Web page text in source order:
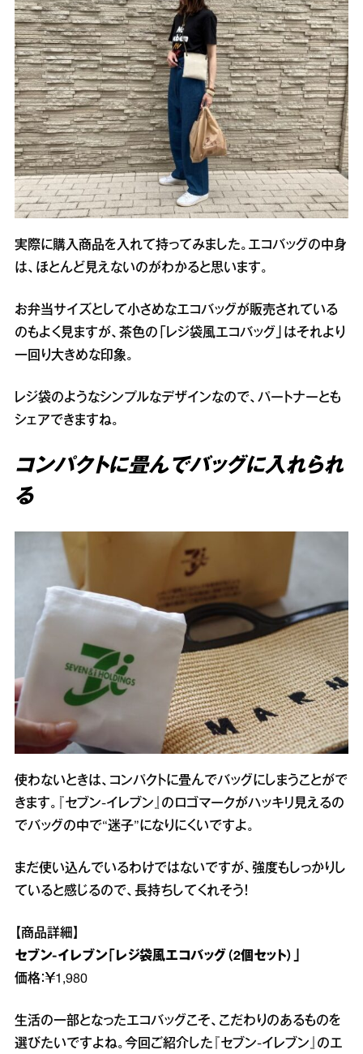
実際に購入商品を入れて持ってみました。エコバッグの中身
は、ほとんど見えないのがわかると思います。
お弁当サイズとして小さめなエコバッグが販売されている
のもよく見ますが、茶色の「レジ袋風エコバッグ」はそれより
一回り大きめな印象。
レジ袋のようなシンプルなデザインなので、パートナーとも
シェアできますね。
コンパクトに畳んでバッグに入れられ
る
使わないときは、コンパクトに畳んでバッグにしまうことがで
きます。『セブン‐イレブン』のロゴマークがハッキリ見えるの
でバッグの中で“迷子”になりにくいですよ。
まだ使い込んでいるわけではないですが、強度もしっかりし
ていると感じるので、長持ちしてくれそう！
【商品詳細】
セブン‐イレブン「レジ袋風エコバッグ（2個セット）」
価格：￥1,980
生活の一部となったエコバッグこそ、こだわりのあるものを
選びたいですよね。今回ご紹介した『セブン‐イレブン』のエ